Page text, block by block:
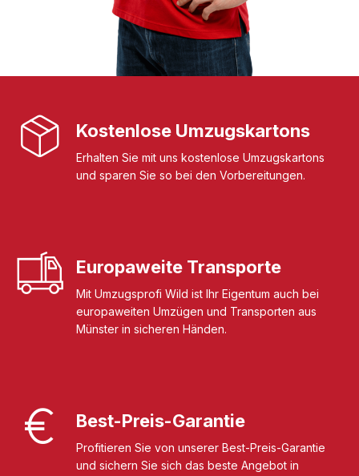
Kostenlose Umzugskartons
Erhalten Sie mit uns kostenlose Umzugskartons
und sparen Sie so bei den Vorbereitungen.
Europaweite Transporte
Mit Umzugsprofi Wild ist Ihr Eigentum auch bei
europaweiten Umzügen und Transporten aus
Münster in sicheren Händen.
Best-Preis-Garantie
Profitieren Sie von unserer Best-Preis-Garantie
und sichern Sie sich das beste Angebot in